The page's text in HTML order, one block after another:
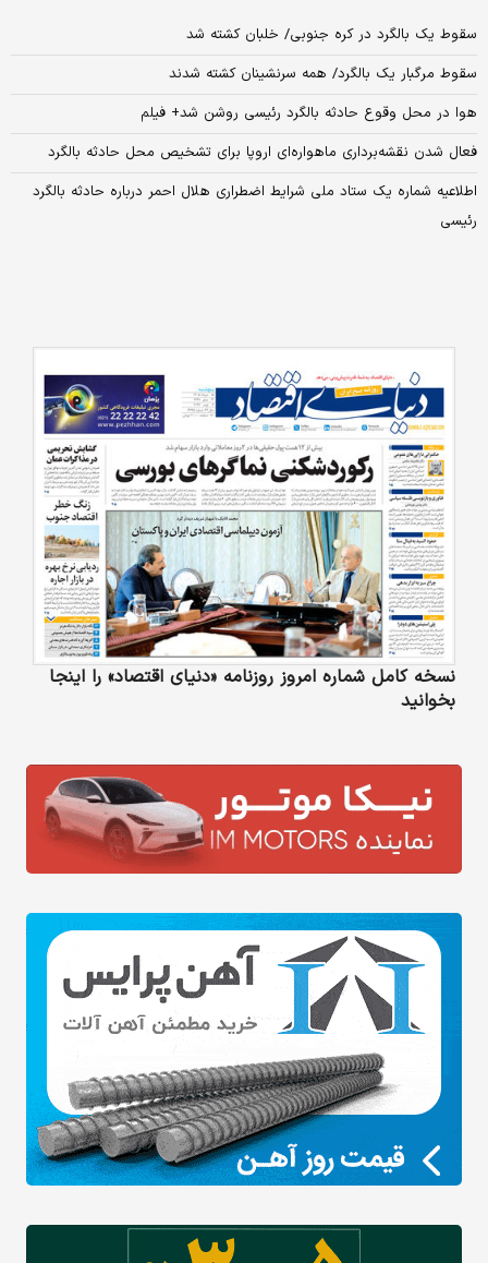
سقوط یک بالگرد در کره جنوبی/ خلبان کشته شد
سقوط مرگبار یک بالگرد/ همه سرنشینان کشته شدند
هوا در محل وقوع حادثه بالگرد رئیسی روشن شد+ فیلم
فعال شدن نقشه‌برداری ماهواره‌ای اروپا برای تشخیص محل حادثه بالگرد
اطلاعیه شماره یک ستاد ملی شرایط اضطراری هلال احمر درباره حادثه بالگرد
رئیسی
نسخه کامل شماره امروز روزنامه «دنیای‌ اقتصاد» را اینجا
بخوانید